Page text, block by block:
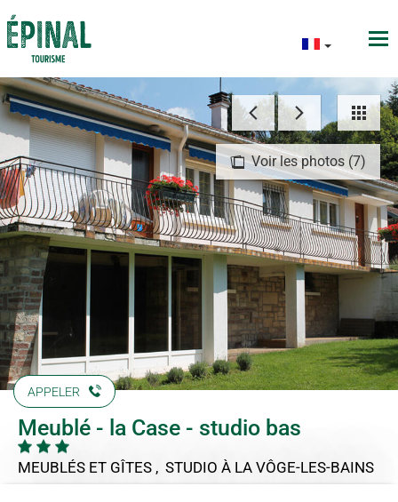
Voir les photos (7)
APPELER
Meublé - la Case - studio bas
MEUBLÉS ET GÎTES , STUDIO À LA VÔGE-LES-BAINS